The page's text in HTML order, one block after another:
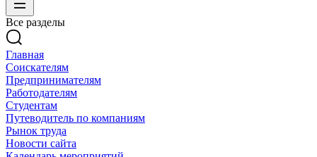
Все разделы
Главная
Соискателям
Предпринимателям
Работодателям
Студентам
Путеводитель по компаниям
Рынок труда
Новости сайта